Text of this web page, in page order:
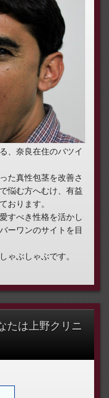
、奈良在住のバツイ
た真性包茎を改善さ
悩む方へむけ、有益
おります。
すべき性格を活かし
ーワンのサイトを目
ゃぶしゃぶです。
たは上野クリニ